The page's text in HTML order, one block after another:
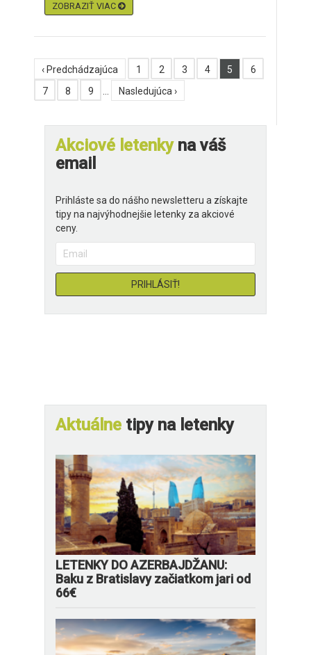
ZOBRAZIŤ VIAC
‹ Predchádzajúca 1 2 3 4 5
6
7
8 9 Nasledujúca ›
Akciové letenkyna váš
email
Prihláste sa do nášho newsletteru a získajte
tipy na najvýhodnejšie letenky za akciové
ceny.
Aktuálne tipy na letenky
LETENKY DO AZERBAJDŽANU:
Baku z Bratislavy začiatkom jari od
66€